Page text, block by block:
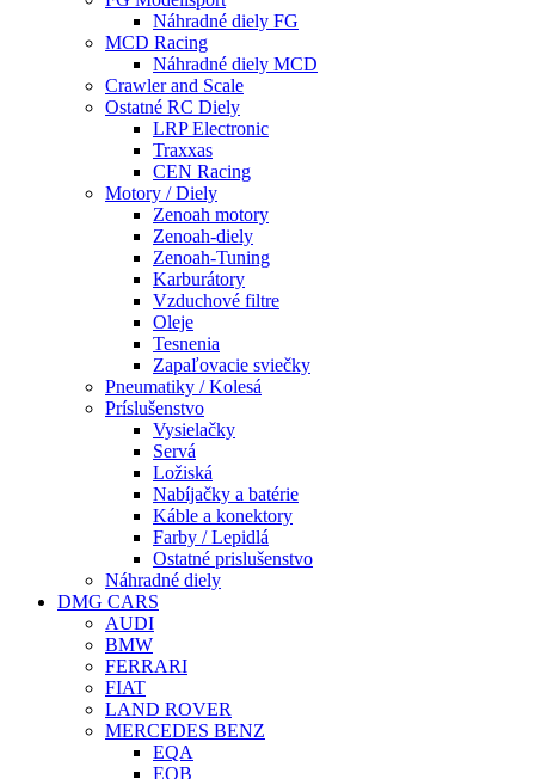
Náhradné diely FG
MCD Racing
Náhradné diely MCD
Crawler and Scale
Ostatné RC Diely
LRP Electronic
Traxxas
CEN Racing
Motory / Diely
Zenoah motory
Zenoah-diely
Zenoah-Tuning
Karburátory
Vzduchové filtre
Oleje
Tesnenia
Zapaľovacie sviečky
Pneumatiky / Kolesá
Príslušenstvo
Vysielačky
Servá
Ložiská
Nabíjačky a batérie
Káble a konektory
Farby / Lepidlá
Ostatné prislušenstvo
Náhradné diely
DMG CARS
AUDI
BMW
FERRARI
FIAT
LAND ROVER
MERCEDES BENZ
EQA
EQB